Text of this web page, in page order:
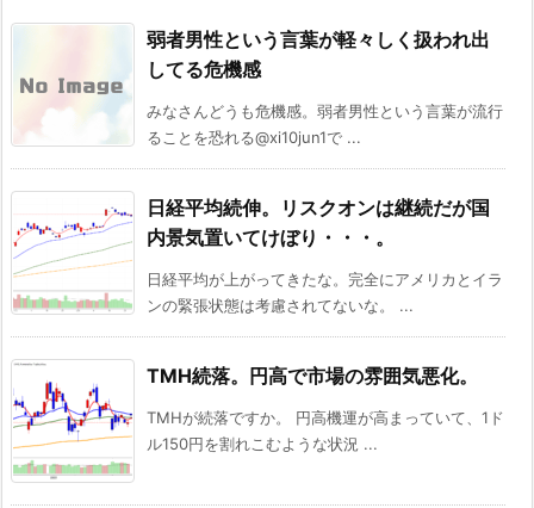
弱者男性という言葉が軽々しく扱われ出
してる危機感
みなさんどうも危機感。弱者男性という言葉が流行
ることを恐れる@xi10jun1で ...
日経平均続伸。リスクオンは継続だが国
内景気置いてけぼり・・・。
日経平均が上がってきたな。完全にアメリカとイラ
ンの緊張状態は考慮されてないな。 ...
TMH続落。円高で市場の雰囲気悪化。
TMHが続落ですか。 円高機運が高まっていて、1ド
ル150円を割れこむような状況 ...